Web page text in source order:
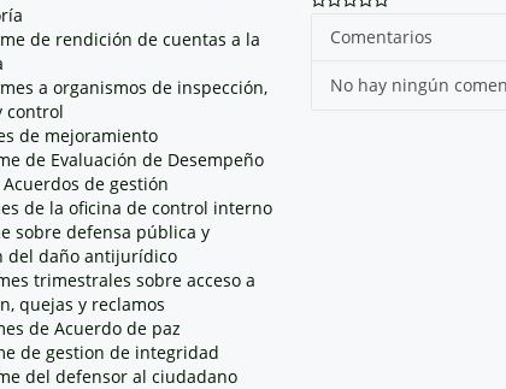
de rendición de cuentas a la
a organismos de inspección,
control
de mejoramiento
de Evaluación de Desempeño
de gestión
de la oficina de control interno
sobre defensa pública y
del daño antijurídico
trimestrales sobre acceso a
quejas y reclamos
de Acuerdo de paz
de gestion de integridad
del defensor al ciudadano
Comentarios
No hay ningún